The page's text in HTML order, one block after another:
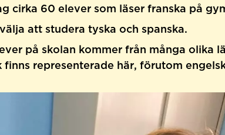
cirka 60 elever som läser franska på
att studera tyska och spanska.
på skolan kommer från många olika
finns representerade här, förutom